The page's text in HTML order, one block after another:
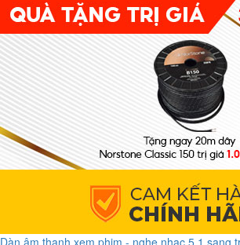
Dàn âm thanh xem phim - nghe nhạc 5.1 sang